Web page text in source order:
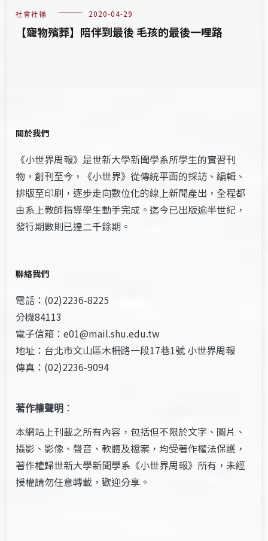
社會社福 2020-04-29
【寵物殯葬】陪伴到最後 毛孩的最後一哩路
關於我們
《小世界周報》是世新大學新聞學系所學生的實習刊
物，創刊至今，《小世界》從傳統平面的採訪、編輯、
排版至印刷，逐步走向數位化的線上新聞產出，全程都
由系上教師指導學生動手完成。迄今已出版逾半世紀，
發行期數則已達二千餘期。
聯絡我們
電話：(02)2236-8225
分機84113
電子信箱：e01@mail.shu.edu.tw
地址：台北市文山區木柵路一段17巷1號 小世界周報
傳真：(02)2236-9094
著作權聲明 ：
本網站上刊載之所有內容，包括但不限於文字、圖片、
攝影、影像、聲音、軟體及檔案，均受著作權法保護，
著作權歸世新大學新聞學系《小世界周報》所有，未經
授權請勿任意轉載，歡迎分享。